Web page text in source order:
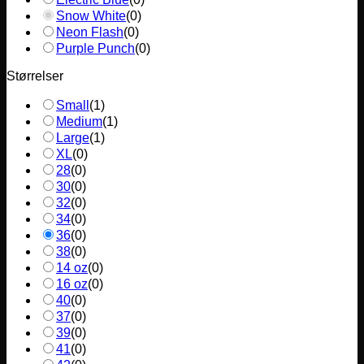
Snow White(0)
Neon Flash(0)
Purple Punch(0)
Størrelser
Small (1)
Medium(1)
Large(1)
XL(0)
28(0)
30(0)
32(0)
34(0)
36(0)
38(0)
14 oz(0)
16 oz(0)
40(0)
37(0)
39(0)
41(0)